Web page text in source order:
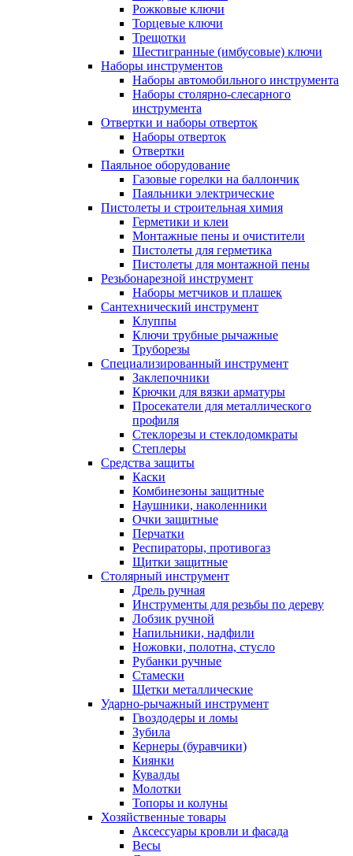
Рожковые ключи
Торцевые ключи
Трещотки
Шестигранные (имбусовые) ключи
Наборы инструментов
Наборы автомобильного инструмента
Наборы столярно-слесарного
инструмента
Отвертки и наборы отверток
Наборы отверток
Отвертки
Паяльное оборудование
Газовые горелки на баллончик
Паяльники электрические
Пистолеты и строительная химия
Герметики и клеи
Монтажные пены и очистители
Пистолеты для герметика
Пистолеты для монтажной пены
Резьбонарезной инструмент
Наборы метчиков и плашек
Сантехнический инструмент
Клуппы
Ключи трубные рычажные
Труборезы
Специализированный инструмент
Заклепочники
Крючки для вязки арматуры
Просекатели для металлического
профиля
Стеклорезы и стеклодомкраты
Степлеры
Средства защиты
Каски
Комбинезоны защитные
Наушники, наколенники
Очки защитные
Перчатки
Респираторы, противогаз
Щитки защитные
Столярный инструмент
Дрель ручная
Инструменты для резьбы по дереву
Лобзик ручной
Напильники, надфили
Ножовки, полотна, стусло
Рубанки ручные
Стамески
Щетки металлические
Ударно-рычажный инструмент
Гвоздодеры и ломы
Зубила
Кернеры (буравчики)
Киянки
Кувалды
Молотки
Топоры и колуны
Хозяйственные товары
Аксессуары кровли и фасада
Весы